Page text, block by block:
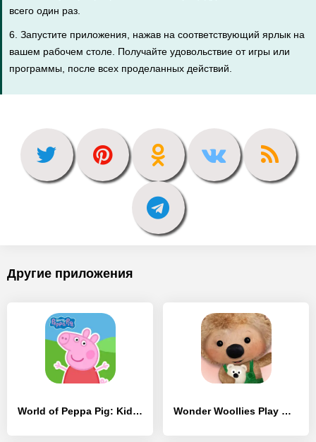
всего один раз.
6. Запустите приложения, нажав на соответствующий ярлык на
вашем рабочем столе. Получайте удовольствие от игры или
программы, после всех проделанных действий.
Другие приложения
World of Peppa Pig: Kids Games - [MOD Много денег] Wonder Woollies Play World - [MOD Бесконечные деньги]